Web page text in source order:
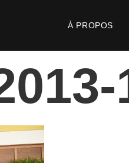
À PROPOS